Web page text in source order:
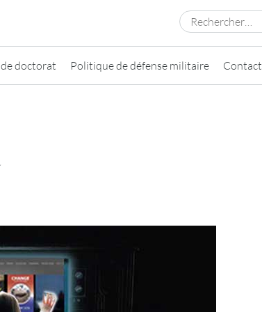
Rechercher :
doctorat Politique de défense militaire Contact